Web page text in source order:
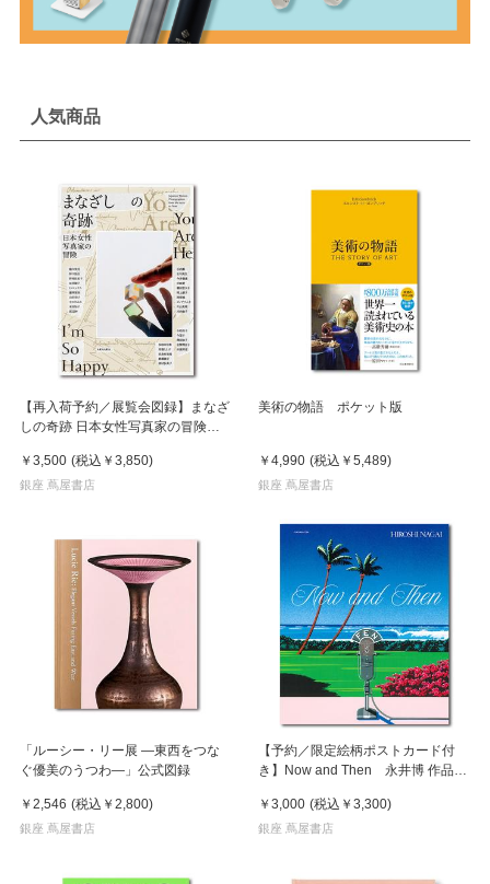
人気商品
【再入荷予約／展覧会図録】まなざ
しの奇跡 日本女性写真家の冒険
￥3,500 (税込 ￥3,850)
銀座 蔦屋書店
美術の物語 ポケット版
￥4,990 (税込 ￥5,489)
銀座 蔦屋書店
「ルーシー・リー展 ―東西をつな
ぐ優美のうつわ―」公式図録
￥2,546 (税込 ￥2,800)
銀座 蔦屋書店
【予約／限定絵柄ポストカード付
き】Now and Then 永井博 作品
￥3,000 (税込 ￥3,300)
銀座 蔦屋書店